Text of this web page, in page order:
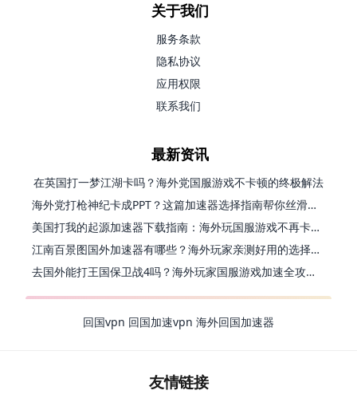
关于我们
服务条款
隐私协议
应用权限
联系我们
最新资讯
在英国打一梦江湖卡吗？海外党国服游戏不卡顿的终极解法
海外党打枪神纪卡成PPT？这篇加速器选择指南帮你丝滑上分
美国打我的起源加速器下载指南：海外玩国服游戏不再卡的终极方案
江南百景图国外加速器有哪些？海外玩家亲测好用的选择与避坑指南
去国外能打王国保卫战4吗？海外玩家国服游戏加速全攻略（附公主连结幻想江湖实测）
回国vpn 回国加速vpn 海外回国加速器
友情链接